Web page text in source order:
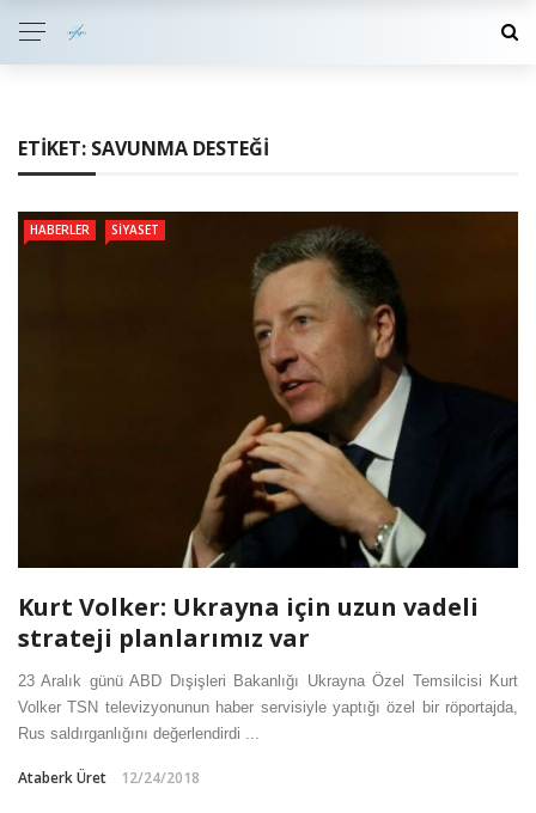
ETIKET: SAVUNMA DESTEĞI
HABERLER SIYASET
Kurt Volker: Ukrayna için uzun vadeli
strateji planlarımız var
23 Aralık günü ABD Dışişleri Bakanlığı Ukrayna Özel Temsilcisi Kurt
Volker TSN televizyonunun haber servisiyle yaptığı özel bir röportajda,
Rus saldırganlığını değerlendirdi ...
Ataberk Üret 12/24/2018